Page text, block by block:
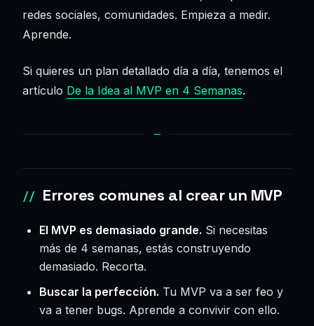
redes sociales, comunidades. Empieza a medir.
Aprende.
Si quieres un plan detallado día a día, tenemos el
artículo De la Idea al MVP en 4 Semanas.
Errores comunes al crear un MVP
El MVP es demasiado grande. Si necesitas
más de 4 semanas, estás construyendo
demasiado. Recorta.
Buscar la perfección. Tu MVP va a ser feo y
va a tener bugs. Aprende a convivir con ello.